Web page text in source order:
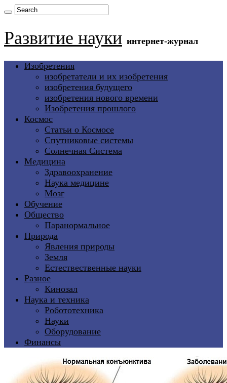
Развитие науки интернет-журнал
Изобретения
изобретатели и их изобретения
изобретения будущего
изобретения нового времени
Изобретения прошлого
Космос
Статьи о Космосе
Спутниковые системы
Солнечная Система
Медицина
Здравоохранение
Наука медицине
Мозг
Обучение
Общество
Паранормальное
Природа
Явления природы
Земля
Естествественные науки
Разное
Кинозал
Наука и техника
Робототехника
Науки
Оборудование
Финансы